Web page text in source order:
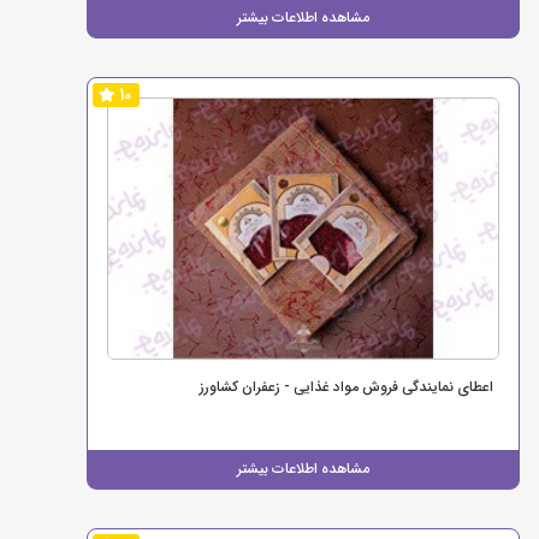
مشاهده اطلاعات بیشتر
10
اعطای نمایندگی فروش مواد غذایی - زعفران کشاورز
مشاهده اطلاعات بیشتر